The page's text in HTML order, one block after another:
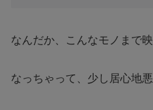
なんだか、こんなモノまで
なっちゃって、少し居心地悪